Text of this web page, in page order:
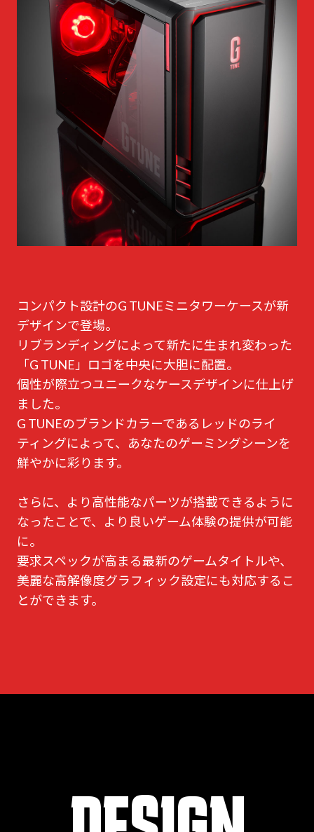
コンパクト設計のG TUNEミニタワーケースが新
デザインで登場。
リブランディングによって新たに生まれ変わった
「G TUNE」ロゴを中央に大胆に配置。
個性が際立つユニークなケースデザインに仕上げ
ました。
G TUNEのブランドカラーであるレッドのライ
ティングによって、あなたのゲーミングシーンを
鮮やかに彩ります。
さらに、より高性能なパーツが搭載できるように
なったことで、より良いゲーム体験の提供が可能
に。
要求スペックが高まる最新のゲームタイトルや、
美麗な高解像度グラフィック設定にも対応するこ
とができます。